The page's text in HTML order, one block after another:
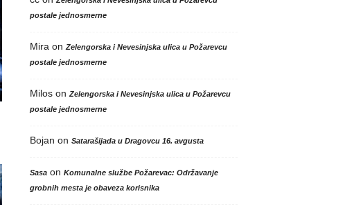
postale jednosmerne
Mira on Zelengorska i Nevesinjska ulica u Požarevcu
postale jednosmerne
Miloson Zelengorska i Nevesinjska ulica u Požarevcu
postale jednosmerne
Bojan on Satarašijada u Dragovcu 16. avgusta
Sasaon Komunalne službe Požarevac: Održavanje
grobnih mesta je obaveza korisnika